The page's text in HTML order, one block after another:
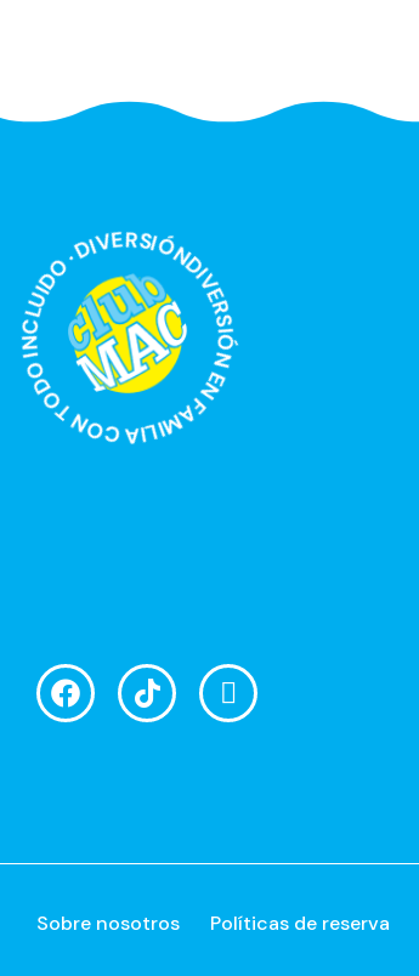
INCLUIDO · DIVERSIÓN EN FAMILIA CON TODO INCLUIDO ·
Sobre nosotros Políticas de reserva